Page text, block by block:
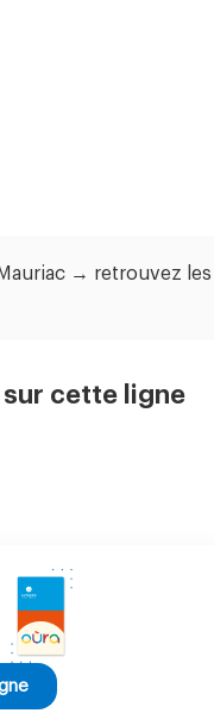
→ retrouvez les
sur cette ligne